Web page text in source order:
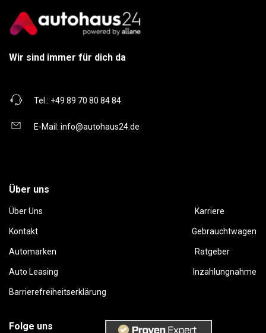
Wir sind immer für dich da
Tel.: +49 89 70 80 84 84
E-Mail: info@autohaus24.de
Über uns
Über Uns Karriere
Kontakt Gebrauchtwagen
Automarken Ratgeber
Auto Leasing Inzahlungnahme
Barrierefreiheitserklärung
Folge uns